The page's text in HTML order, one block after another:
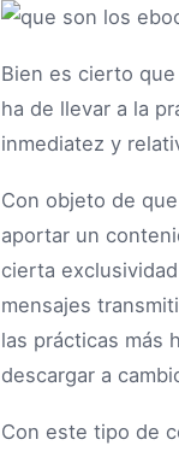
Bien es cierto
ha de llevar a la
inmediatez y
Con objeto de
aportar un
cierta
mensajes
las prácticas más
descargar a
Con este tipo de